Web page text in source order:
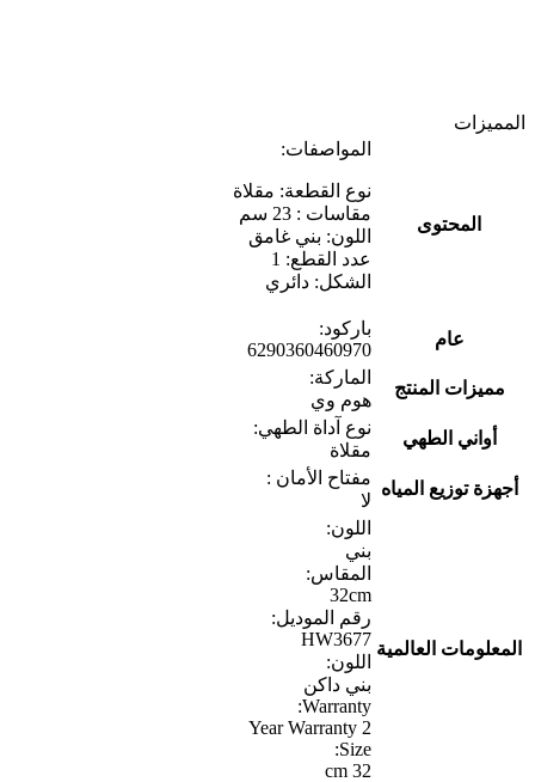
المميزات
المحتوى
المواصفات:
نوع القطعة: مقلاة
مقاسات : 23 سم
اللون: بني غامق
عدد القطع: 1
الشكل: دائري
عام
باركود:
6290360460970
مميزات المنتج
الماركة:
هوم وي
أواني الطهي
نوع آداة الطهي:
مقلاة
أجهزة توزيع المياه
مفتاح الأمان :
لا
المعلومات العالمية
اللون:
بني
المقاس:
32cm
رقم الموديل:
HW3677
اللون:
بني داكن
Warranty:
2 Year Warranty
Size:
32 cm